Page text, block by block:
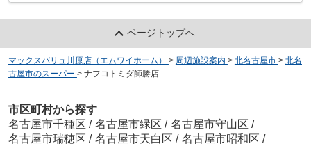
ページトップへ
マックスバリュ川原店（エムワイホーム） > 周辺施設案内 > 北名古屋市 > 北名
古屋市のスーパー > ナフコトミダ師勝店
市区町村から探す
名古屋市千種区 / 名古屋市緑区 / 名古屋市守山区 /
名古屋市瑞穂区 / 名古屋市天白区 / 名古屋市昭和区 /